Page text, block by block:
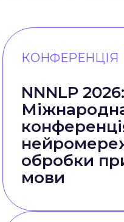
КОНФЕРЕНЦІЯ
NNNLP
обробки
мови